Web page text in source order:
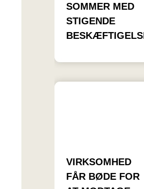
SOMMER MED
STIGENDE
VIRKSOMHED
FÅR BØDE FOR